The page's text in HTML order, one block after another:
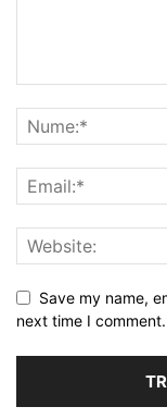
Save my name,
next time I comment.